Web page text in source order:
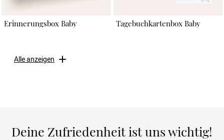
Erinnerungsbox Baby Tagebuchkartenbox Baby
Alle anzeigen
Deine Zufriedenheit ist uns wichtig!